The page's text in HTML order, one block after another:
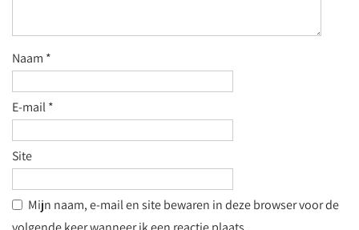
Naam *
E-mail*
Site
Mijn naam, e-mail en site bewaren in deze browser voor de